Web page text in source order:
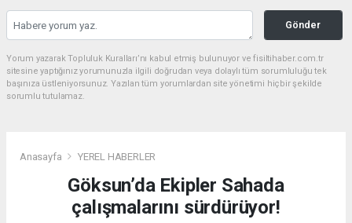
Gönder
Yorum yazarak Topluluk Kuralları’nı kabul etmiş bulunuyor ve fisiltihaber.com.tr
sitesine yaptığınız yorumunuzla ilgili doğrudan veya dolaylı tüm sorumluluğu tek
başınıza üstleniyorsunuz. Yazılan tüm yorumlardan site yönetimi hiçbir şekilde
sorumlu tutulamaz.
Anasayfa YEREL HABERLER
Göksun’da Ekipler Sahada
çalışmalarını sürdürüyor!